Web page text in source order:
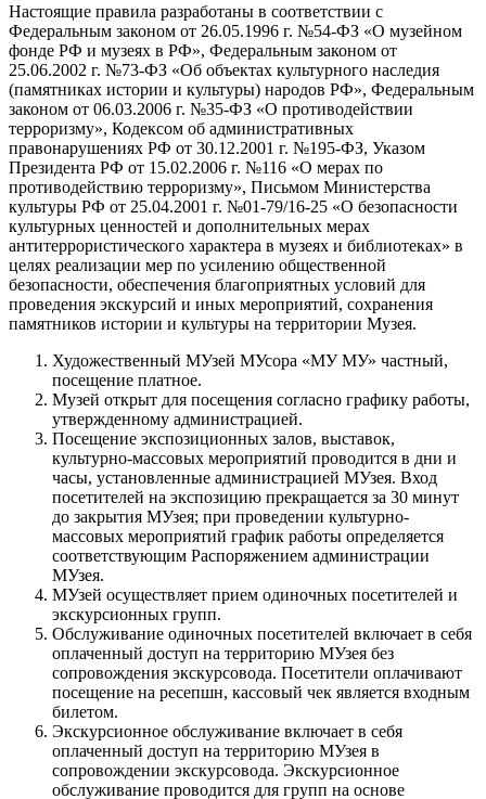
Настоящие правила разработаны в соответствии с
Федеральным законом от 26.05.1996 г. №54-ФЗ «О музейном
фонде РФ и музеях в РФ», Федеральным законом от
25.06.2002 г. №73-ФЗ «Об объектах культурного наследия
(памятниках истории и культуры) народов РФ», Федеральным
законом от 06.03.2006 г. №35-ФЗ «О противодействии
терроризму», Кодексом об административных
правонарушениях РФ от 30.12.2001 г. №195-ФЗ, Указом
Президента РФ от 15.02.2006 г. №116 «О мерах по
противодействию терроризму», Письмом Министерства
культуры РФ от 25.04.2001 г. №01-79/16-25 «О безопасности
культурных ценностей и дополнительных мерах
антитеррористического характера в музеях и библиотеках» в
целях реализации мер по усилению общественной
безопасности, обеспечения благоприятных условий для
проведения экскурсий и иных мероприятий, сохранения
памятников истории и культуры на территории Музея.
Художественный МУзей МУсора «МУ МУ» частный,
посещение платное.
Музей открыт для посещения согласно графику работы,
утвержденному администрацией.
Посещение экспозиционных залов, выставок,
культурно-массовых мероприятий проводится в дни и
часы, установленные администрацией МУзея. Вход
посетителей на экспозицию прекращается за 30 минут
до закрытия МУзея; при проведении культурно-
массовых мероприятий график работы определяется
соответствующим Распоряжением администрации
МУзея.
МУзей осуществляет прием одиночных посетителей и
экскурсионных групп.
Обслуживание одиночных посетителей включает в себя
оплаченный доступ на территорию МУзея без
сопровождения экскурсовода. Посетители оплачивают
посещение на ресепшн, кассовый чек является входным
билетом.
Экскурсионное обслуживание включает в себя
оплаченный доступ на территорию МУзея в
сопровождении экскурсовода. Экскурсионное
обслуживание проводится для групп на основе